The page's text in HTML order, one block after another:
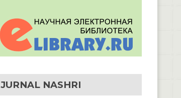
JURNAL NASHRI